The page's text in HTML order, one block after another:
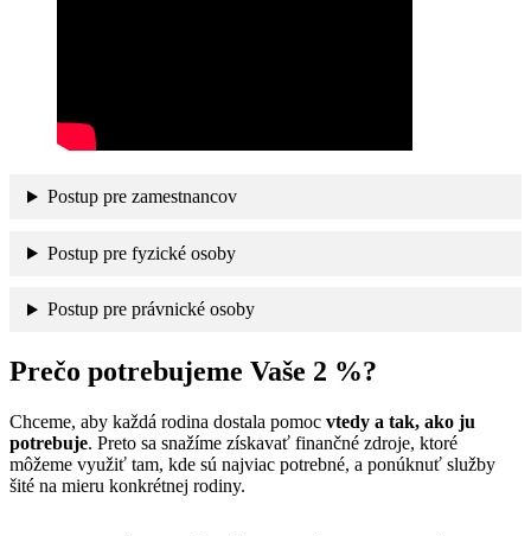
Postup pre zamestnancov
Postup pre fyzické osoby
Postup pre právnické osoby
Prečo potrebujeme Vaše 2 %?
Chceme, aby každá rodina dostala pomoc vtedy a tak, ako ju
potrebuje. Preto sa snažíme získavať finančné zdroje, ktoré
môžeme využiť tam, kde sú najviac potrebné, a ponúknuť služby
šité na mieru konkrétnej rodiny.